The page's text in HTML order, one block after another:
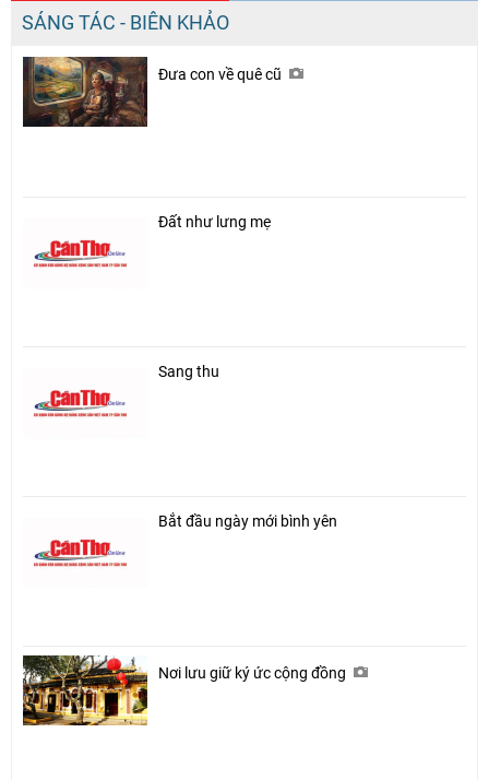
SÁNG TÁC - BIÊN KHẢO
Đưa con về quê cũ
Đất như lưng mẹ
Sang thu
Bắt đầu ngày mới bình yên
Nơi lưu giữ ký ức cộng đồng